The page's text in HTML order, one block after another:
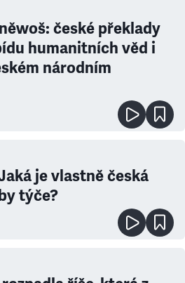
české překlady
humanitních věd i
národním
je vlastně česká
týče?